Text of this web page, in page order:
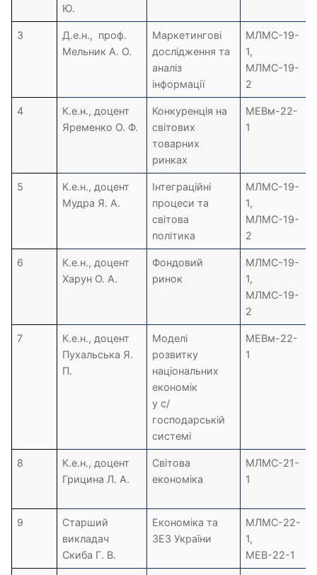
Ю.
3
Д.е.н., проф.
Мельник А. О.
Маркетингові
дослідження та
аналіз
інформації
МЛМС-19-
1,
МЛМС-19-
2
4
К.е.н., доцент
Яременко О. Ф.
Конкуренція на
світових
товарних
ринках
МЕВм-22-
1
5
К.е.н., доцент
Мудра Я. А.
Інтеграційні
процеси та
світова
політика
МЛМС-19-
1,
МЛМС-19-
2
6
К.е.н., доцент
Харун О. А.
Фондовий
ринок
МЛМС-19-
1,
МЛМС-19-
2
7
К.е.н., доцент
Пухальська Я.
П.
Моделі
розвитку
національних
економік
у с/
господарській
системі
МЕВм-22-
1
8
К.е.н., доцент
Грицина Л. А.
Світова
економіка
МЛМС-21-
1
9
Старший
викладач
Скиба Г. В.
Економіка та
ЗЕЗ України
МЛМС-22-
1,
МЕВ-22-1